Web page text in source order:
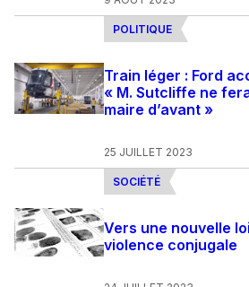
POLITIQUE
Train léger : Ford
« M. Sutcliffe ne
maire d’avant »
25 JUILLET 2023
SOCIÉTÉ
Vers une nouvelle
violence conjugale